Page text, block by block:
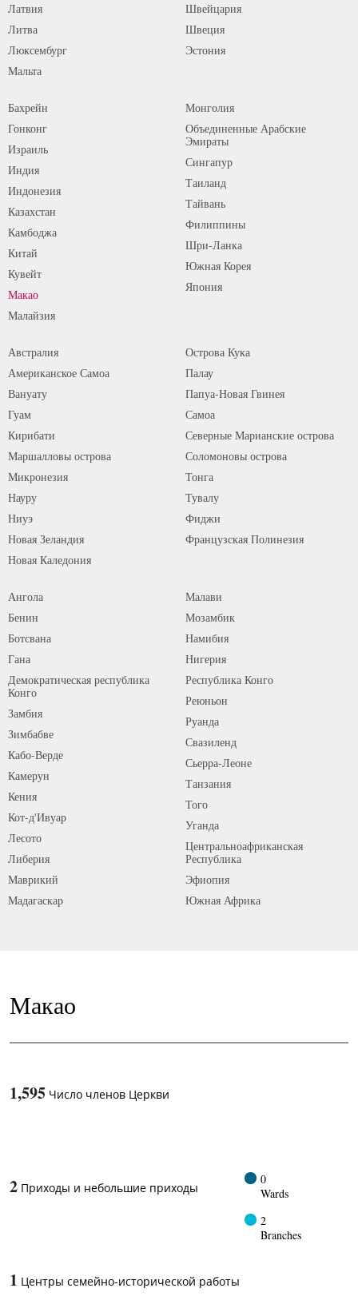
Латвия
Литва
Люксембург
Мальта
Швейцария
Швеция
Эстония
Бахрейн
Гонконг
Израиль
Индия
Индонезия
Казахстан
Камбоджа
Китай
Кувейт
Макао
Малайзия
Монголия
Объединенные Арабские
Эмираты
Сингапур
Таиланд
Тайвань
Филиппины
Шри-Ланка
Южная Корея
Япония
Австралия
Американское Самоа
Вануату
Гуам
Кирибати
Маршалловы острова
Микронезия
Науру
Ниуэ
Новая Зеландия
Новая Каледония
Острова Кука
Палау
Папуа-Новая Гвинея
Самоа
Северные Марианские острова
Соломоновы острова
Тонга
Тувалу
Фиджи
Французская Полинезия
Ангола
Бенин
Ботсвана
Гана
Демократическая республика
Конго
Замбия
Зимбабве
Кабо-Верде
Камерун
Кения
Кот-д'Ивуар
Лесото
Либерия
Маврикий
Мадагаскар
Малави
Мозамбик
Намибия
Нигерия
Республика Конго
Реюньон
Руанда
Свазиленд
Сьерра-Леоне
Танзания
Того
Уганда
Центральноафриканская
Республика
Эфиопия
Южная Африка
Макао
1,595 Число членов Церкви
2 Приходы и небольшие приходы
0
Wards
2
Branches
1 Центры семейно-исторической работы